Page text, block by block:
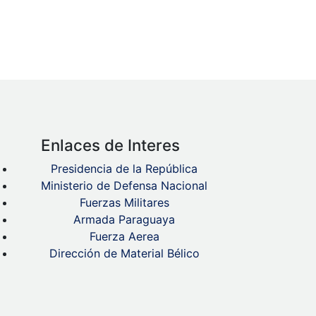
Enlaces de Interes
Presidencia de la República
Ministerio de Defensa Nacional
Fuerzas Militares
Armada Paraguaya
Fuerza Aerea
Dirección de Material Bélico